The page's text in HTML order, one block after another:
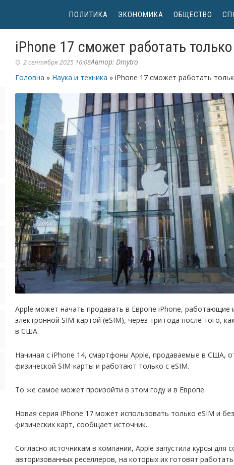
ПОЛИТИКА ЭКОНОМИКА ОБЩЕСТВО
iPhone 17 сможет работать
2 сентября 2025 16:08Автор:Dmytro
Головна » Наука и техника » iPhone 17 сможет работать
Apple может начать продавать в Европе iPhone, работающие
электронной SIM-картой (eSIM), через три года после того,
в США.
Начиная с iPhone 14, смартфоны Apple, продаваемые в США,
физической SIM-карты и работают только с eSIM.
То же самое может произойти в этом году и в Европе.
Новая серия iPhone 17 может использовать только eSIM и
физических карт, сообщает источник.
Согласно источникам в компании, Apple запустила курсы для
авторизованных реселлеров, на которых их готовят работать